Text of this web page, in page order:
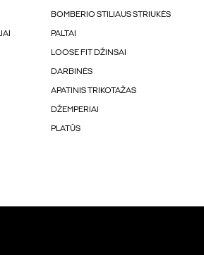
BOMBERIO STILIAUS STRIUKĖS
PALTAI
LOOSE FIT DŽINSAI
DARBINĖS
APATINIS TRIKOTAŽAS
DŽEMPERIAI
PLATŪS